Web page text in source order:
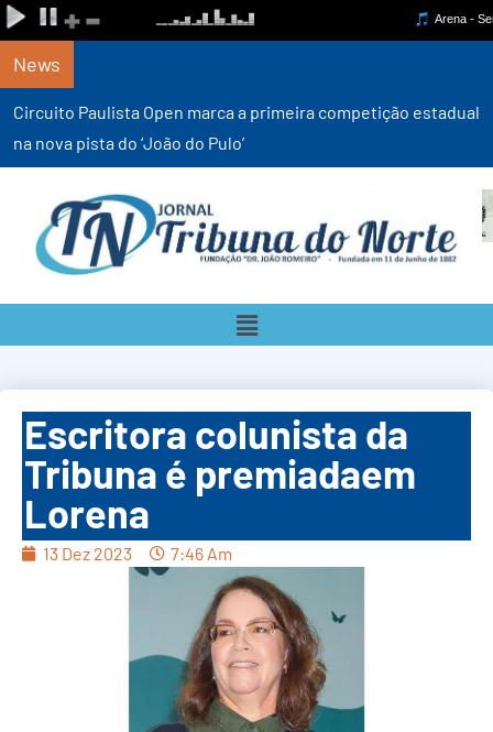
News
Circuito Paulista Open marca a primeira competição estadual
na nova pista do ‘João do Pulo’
Escritora colunista da
Tribuna é premiadaem
Lorena
13 Dez 2023 7:46 Am